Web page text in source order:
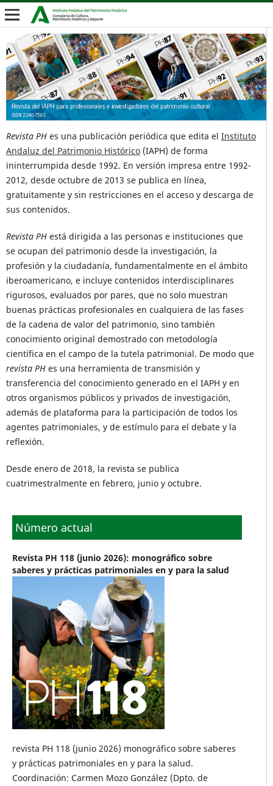
Revista PHes una publicación periódica que edita el Instituto
Andaluz del Patrimonio Histórico(IAPH) de forma
ininterrumpida desde 1992. En versión impresa entre 1992-
2012, desde octubre de 2013 se publica en línea,
gratuitamente y sin restricciones en el acceso y descarga de
sus contenidos.
Revista PH está dirigida a las personas e instituciones que
se ocupan del patrimonio desde la investigación, la
profesión y la ciudadanía, fundamentalmente en el ámbito
iberoamericano, e incluye contenidos interdisciplinares
rigurosos, evaluados por pares, que no solo muestran
buenas prácticas profesionales en cualquiera de las fases
de la cadena de valor del patrimonio, sino también
conocimiento original demostrado con metodología
científica en el campo de la tutela patrimonial. De modo que
revista PHes una herramienta de transmisión y
transferencia del conocimiento generado en el IAPH y en
otros organismos públicos y privados de investigación,
además de plataforma para la participación de todos los
agentes patrimoniales, y de estímulo para el debate y la
reflexión.
Desde enero de 2018, la revista se publica
cuatrimestralmente en febrero, junio y octubre.
Número actual
Revista PH 118 (junio 2026): monográfico sobre
saberes y prácticas patrimoniales en y para la salud
revista PH 118 (junio 2026) monográfico sobre saberes
y prácticas patrimoniales en y para la salud.
Coordinación: Carmen Mozo González (Dpto. de